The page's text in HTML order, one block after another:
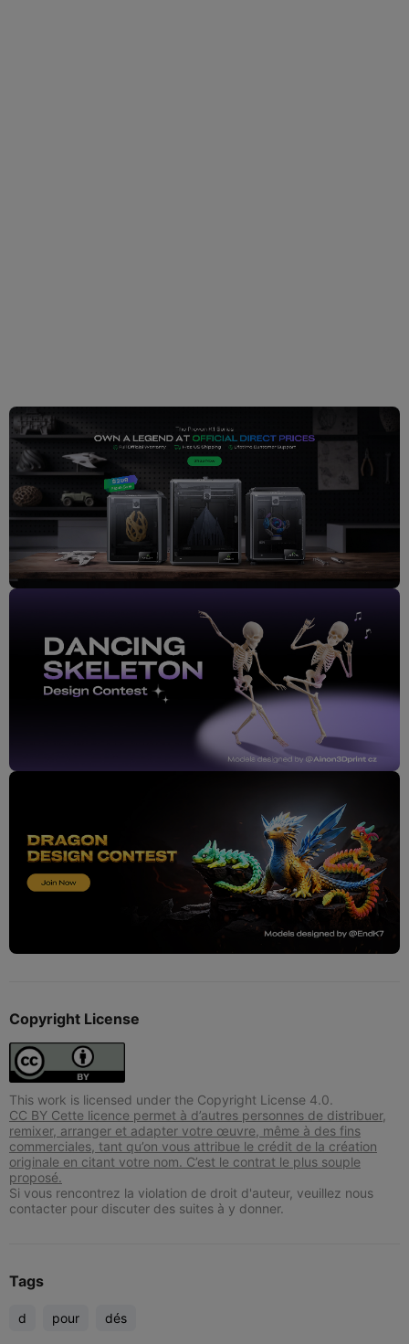
Copyright License
This work is licensed under the Copyright License 4.0.
CC BY Cette licence permet à d’autres personnes de distribuer,
remixer, arranger et adapter votre œuvre, même à des fins
commerciales, tant qu’on vous attribue le crédit de la création
originale en citant votre nom. C’est le contrat le plus souple
proposé.
Si vous rencontrez la violation de droit d'auteur, veuillez nous
contacter pour discuter des suites à y donner.
Tags
d pour dés